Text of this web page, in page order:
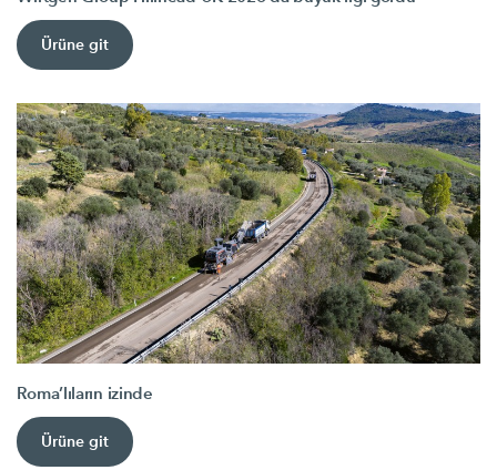
Ürüne git
Roma’lıların izinde
Ürüne git